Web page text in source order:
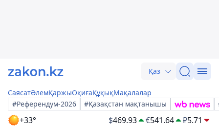
Қаз
СаясатӘлемҚаржыОқиғаҚұқықМақалалар
#Референдум-2026
#Қазақстан мақтанышы
+33° $469.93 €541.64 ₽5.71